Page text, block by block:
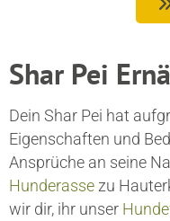
Shar Pei
Dein Shar Pei hat
Eigenschaften und
Ansprüche an seine
Hunderasse zu
wir dir, ihr unser